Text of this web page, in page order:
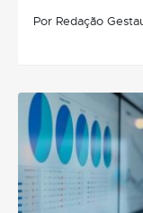
Por Redação